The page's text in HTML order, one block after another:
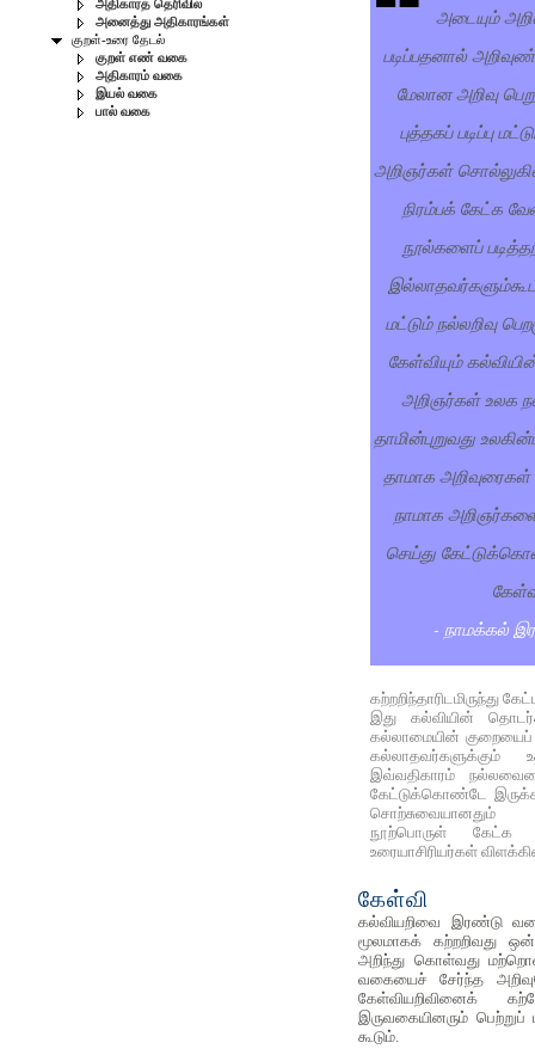
அதிகாரத் தெரிவில்
அனைத்து அதிகாரங்கள்
குறள்-உரை தேடல்
குறள் எண் வகை
அதிகாரம் வகை
இயல் வகை
பால் வகை
அடையும்
படிப்பதனால்
மேலான அறிவு
புத்தகப் படிப்பு
அறிஞர்கள்
நிரம்பக் கேட்க
நூல்களைப்
மட்டும் நல்லறிவு
கேள்வியும்
அறிஞர்கள் உலக
தாமின்புறுவது
தாமாக
நாமாக
செய்து
- நாமக்கல்
கற்றறிந்தாரிடமிருந்து
இது கல்வியின்
கல்லாமையின் குறையைப்
கல்லாதவர்களுக்கும்
இவ்வதிகாரம்
கேட்டுக்கொண்டே
சொற்சுவையானதும்
நூற்பொருள் கேட்க
உரையாசிரியர்கள்
கேள்வி
கல்வியறிவை இரண்டு
மூலமாகக் கற்றறிவது
அறிந்து கொள்வது
வகையைச் சேர்ந்த
கேள்வியறிவினைக்
இருவகையினரும்
கூடும்.